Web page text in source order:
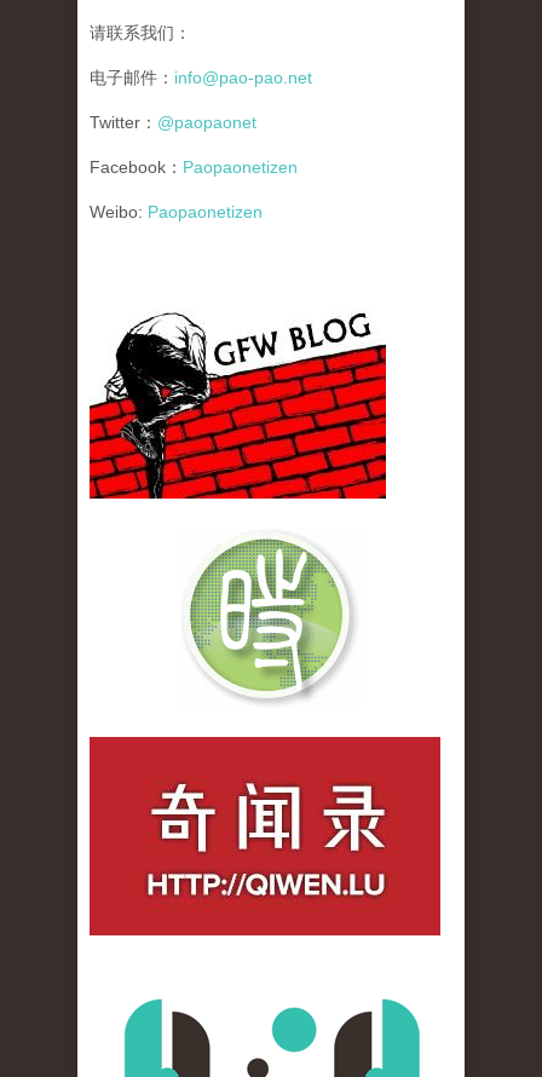
请联系我们：
电子邮件： info@pao-pao.net
Twitter： @paopaonet
Facebook： Paopaonetizen
Weibo: Paopaonetizen
gfw_blog_small.jpg